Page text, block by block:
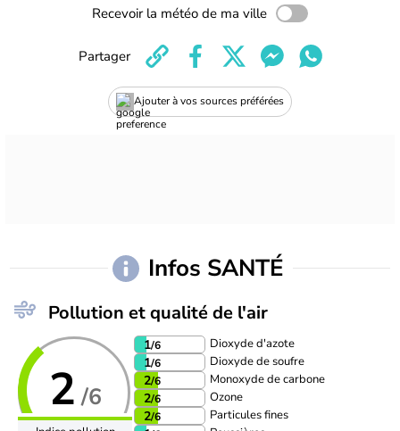
Recevoir la météo de ma ville
Ajouter à vos sources préférées
Partager
Infos SANTÉ
Pollution et qualité de l'air
2 /6
1/6 Dioxyde d'azote
1/6 Dioxyde de soufre
2/6 Monoxyde de carbone
2/6 Ozone
2/6 Particules fines